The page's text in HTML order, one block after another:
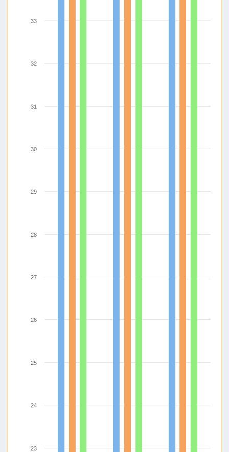
23
24
25
26
27
28
29
30
31
32
33